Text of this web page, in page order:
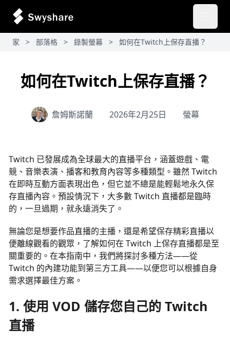
家 > 部落格 > 錄製螢幕 > 如何在Twitch上保存直播？
如何在Twitch上保存直播？
詹姆斯諾蘭 2026年2月25日 螢幕
Twitch 已發展成為全球最大的直播平台，涵蓋遊戲、電
競、音樂表演、播客和教育內容等多種類型。雖然 Twitch
在即時互動方面表現出色，但它並不總是能輕鬆地永久保
存直播內容。預設情況下，大多數 Twitch 直播都是臨時
的，一旦過期，就永遠消失了。
無論您是想要作品直播的主播，還是希望保存精彩直播以
便離線觀看的觀眾，了解如何在 Twitch 上保存直播都是至
關重要的。在本指南中，我們將探討多種方法——從
Twitch 的內建功能到第三方工具——以便您可以根據自身
需求選擇最佳方案。
1. 使用 VOD 儲存您自己的 Twitch
直播